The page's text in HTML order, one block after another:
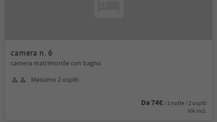
camera n. 6
camera matrimonile con bagno
Massimo 2 ospiti
Da 74€ / 1 notte / 2 ospiti
IVA incl.